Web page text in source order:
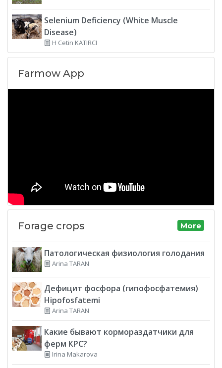
Selenium Deficiency (White Muscle
Disease)
H Cetin KATIRCI
Farmow App
Forage crops More
Патологическая физиология голодания
Arina TARAN
Дефицит фосфора (гипофосфатемия)
Hipofosfatemi
Arina TARAN
Какие бывают кормораздатчики для
ферм КРС?
Irina Makarova